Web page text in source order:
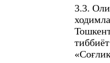
3.3.